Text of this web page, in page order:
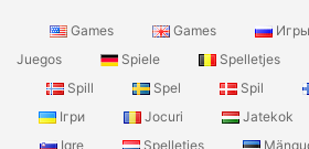
Games Games Игры
Juegos
Spiele Spelletjes
Spill
Spel Spil
Ігри
Jocuri Jatekok
Igre
Spelletjes